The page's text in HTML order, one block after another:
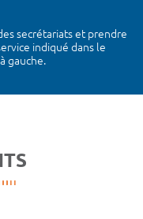
secrétariats et prendre
indiqué dans le
gauche.